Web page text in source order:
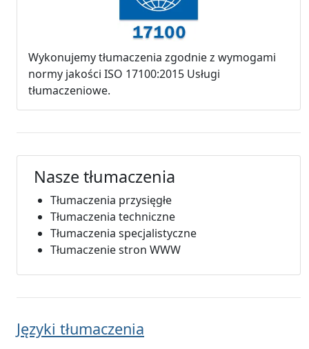
Wykonujemy tłumaczenia zgodnie z wymogami
normy jakości ISO 17100:2015 Usługi
tłumaczeniowe.
Nasze tłumaczenia
Tłumaczenia przysięgłe
Tłumaczenia techniczne
Tłumaczenia specjalistyczne
Tłumaczenie stron WWW
Języki tłumaczenia